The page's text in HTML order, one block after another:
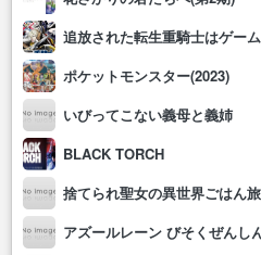
ポケットモンスター(2023)
いびってこない義母と義姉
BLACK TORCH